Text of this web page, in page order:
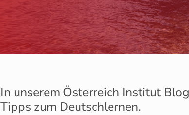
In unserem Österreich Institut
Tipps zum Deutschlernen.